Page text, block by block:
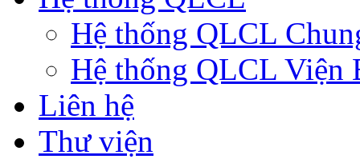
Hệ thống QLCL
Hệ thống QLCL Viện
Liên hệ
Thư viện